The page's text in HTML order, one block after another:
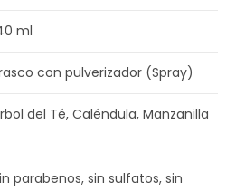
ml
con pulverizador (Spray)
del Té, Caléndula, Manzanilla
parabenos, sin sulfatos, sin